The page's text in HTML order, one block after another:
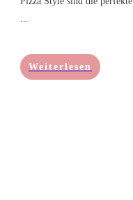
...
Weiterlesen